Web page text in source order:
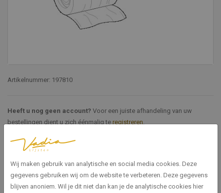
Artikelnummer: 197810
Heeft u nog geen account? Voor een juiste afhandeling van uw
bestellingen dient u zich éénmalig teregistreren.
Specificaties
Artikelnummer 197810
Wij maken gebruik van analytische en social media cookies. Deze
gegevens gebruiken wij om de website te verbeteren. Deze gegevens
blijven anoniem. Wil je dit niet dan kan je de analytische cookies hier